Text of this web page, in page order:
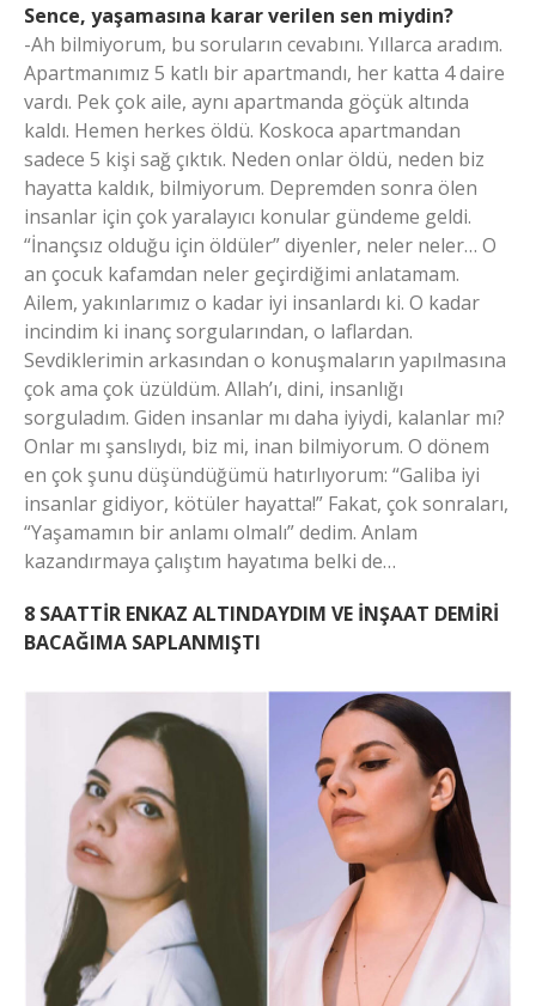
Sence, yaşamasına karar verilen sen miydin?
-Ah bilmiyorum, bu soruların cevabını. Yıllarca aradım.
Apartmanımız 5 katlı bir apartmandı, her katta 4 daire
vardı. Pek çok aile, aynı apartmanda göçük altında
kaldı. Hemen herkes öldü. Koskoca apartmandan
sadece 5 kişi sağ çıktık. Neden onlar öldü, neden biz
hayatta kaldık, bilmiyorum. Depremden sonra ölen
insanlar için çok yaralayıcı konular gündeme geldi.
“İnançsız olduğu için öldüler” diyenler, neler neler… O
an çocuk kafamdan neler geçirdiğimi anlatamam.
Ailem, yakınlarımız o kadar iyi insanlardı ki. O kadar
incindim ki inanç sorgularından, o laflardan.
Sevdiklerimin arkasından o konuşmaların yapılmasına
çok ama çok üzüldüm. Allah’ı, dini, insanlığı
sorguladım. Giden insanlar mı daha iyiydi, kalanlar mı?
Onlar mı şanslıydı, biz mi, inan bilmiyorum. O dönem
en çok şunu düşündüğümü hatırlıyorum: “Galiba iyi
insanlar gidiyor, kötüler hayatta!” Fakat, çok sonraları,
“Yaşamamın bir anlamı olmalı” dedim. Anlam
kazandırmaya çalıştım hayatıma belki de…
8 SAATTİR ENKAZ ALTINDAYDIM VE İNŞAAT DEMİRİ
BACAĞIMA SAPLANMIŞTI